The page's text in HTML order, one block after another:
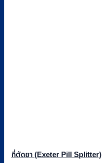
ที่ตัดยา (Exeter Pill Splitter)